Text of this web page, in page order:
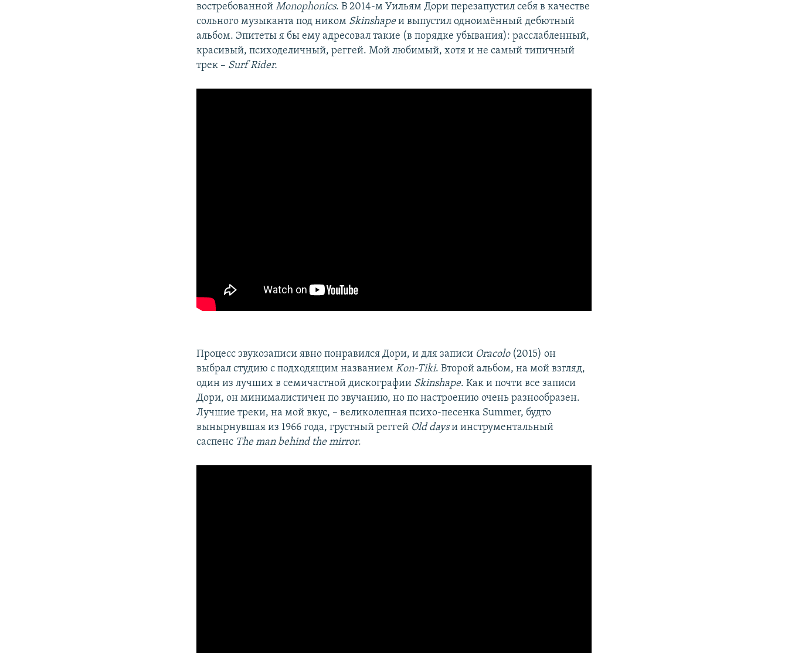
востребованнойMonophonics. В 2014-м Уильям Дори перезапустил себя в качестве
сольного музыканта под ником Skinshapeи выпустил одноимённый дебютный
альбом. Эпитеты я бы ему адресовал такие (в порядке убывания): расслабленный,
красивый, психоделичный, реггей. Мой любимый, хотя и не самый типичный
трек – Surf Rider.
Процесс звукозаписи явно понравился Дори, и для записи Oracolo(2015) он
выбрал студию с подходящим названиемKon-Tiki. Второй альбом, на мой взгляд,
один из лучших в семичастной дискографии Skinshape. Как и почти все записи
Дори, он минималистичен по звучанию, но по настроению очень разнообразен.
Лучшие треки, на мой вкус, – великолепная психо-песенка Summer, будто
вынырнувшая из 1966 года, грустный реггей Old daysи инструментальный
саспенс The man behind the mirror.